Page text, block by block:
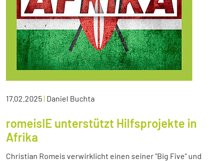
17.02.2025| Daniel Buchta
romeisIE unterstützt Hilfsprojekte in
Afrika
Christian Romeis verwirklicht einen seiner "Big Five" und